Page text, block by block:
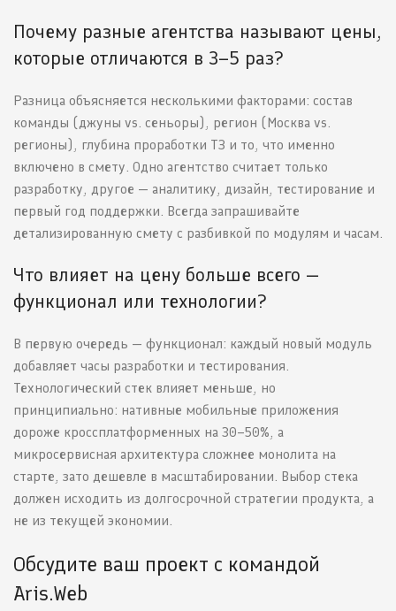
Почему разные агентства называют цены,
которые отличаются в 3–5 раз?
Разница объясняется несколькими факторами: состав
команды (джуны vs. сеньоры), регион (Москва vs.
регионы), глубина проработки ТЗ и то, что именно
включено в смету. Одно агентство считает только
разработку, другое — аналитику, дизайн, тестирование и
первый год поддержки. Всегда запрашивайте
детализированную смету с разбивкой по модулям и часам.
Что влияет на цену больше всего —
функционал или технологии?
В первую очередь — функционал: каждый новый модуль
добавляет часы разработки и тестирования.
Технологический стек влияет меньше, но
принципиально: нативные мобильные приложения
дороже кроссплатформенных на 30–50%, а
микросервисная архитектура сложнее монолита на
старте, зато дешевле в масштабировании. Выбор стека
должен исходить из долгосрочной стратегии продукта, а
не из текущей экономии.
Обсудите ваш проект с командой
Aris.Web